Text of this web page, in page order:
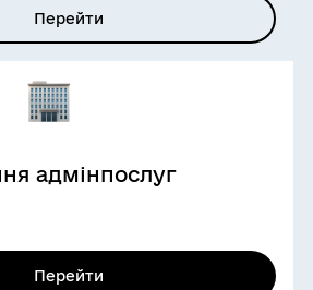
Перейти
адмінпослуг
Перейти